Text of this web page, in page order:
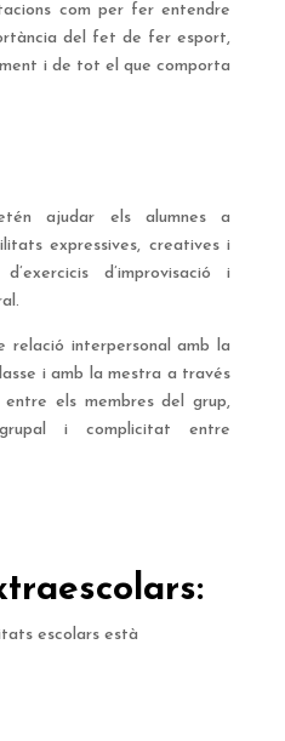
com per fer entendre
del fet de fer esport,
i de tot el que comporta
ajudar els alumnes a
expressives, creatives i
d’improvisació i
relació interpersonal amb la
i amb la mestra a través
entre els membres del grup,
i complicitat entre
escolars està